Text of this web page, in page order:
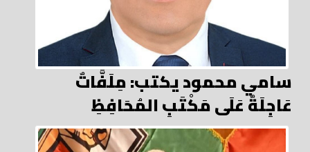
سامي محمود يكتب: مِلَفَّاتٌ
عَاجِلَةٌ عَلَى مَكْتَبِ المُحَافِظِ